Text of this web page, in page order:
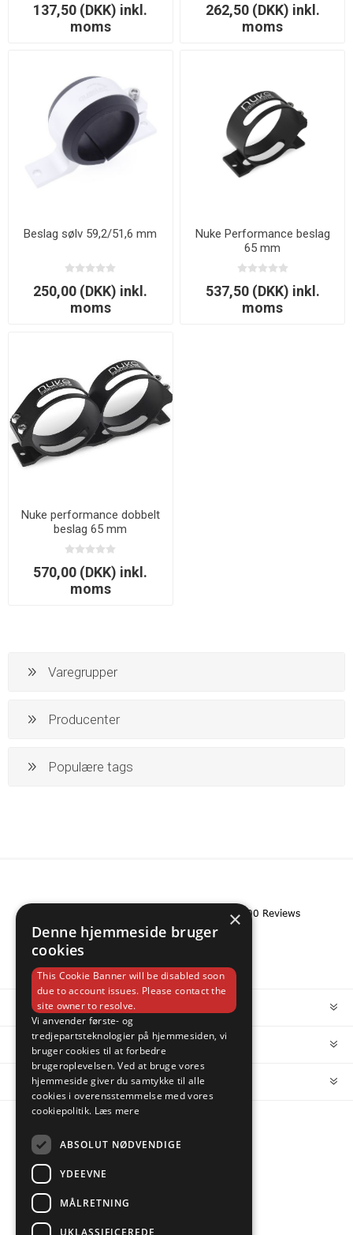
137,50 (DKK) inkl.
moms
262,50 (DKK) inkl.
moms
Beslag sølv 59,2/51,6 mm
250,00 (DKK) inkl.
moms
Nuke Performance beslag
65 mm
537,50 (DKK) inkl.
moms
Nuke performance dobbelt
beslag 65 mm
570,00 (DKK) inkl.
moms
Varegrupper
Producenter
Populære tags
MIN KONTO
KUNDESERVICE
FOLLOW US
×
Denne hjemmeside bruger
cookies
This Cookie Banner will be disabled soon
due to account issues. Please contact the
site owner to resolve.
Vi anvender første- og
tredjepartsteknologier på hjemmesiden, vi
bruger cookies til at forbedre
brugeroplevelsen. Ved at bruge vores
hjemmeside giver du samtykke til alle
cookies i overensstemmelse med vores
cookiepolitik. Læs mere
ABSOLUT NØDVENDIGE
YDEEVNE
MÅLRETNING
UKLASSIFICEREDE